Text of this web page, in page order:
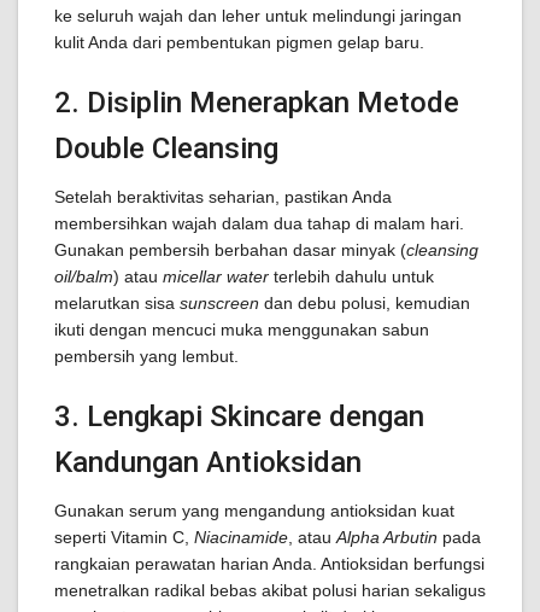
ke seluruh wajah dan leher untuk melindungi jaringan
kulit Anda dari pembentukan pigmen gelap baru.
2. Disiplin Menerapkan Metode
Double Cleansing
Setelah beraktivitas seharian, pastikan Anda
membersihkan wajah dalam dua tahap di malam hari.
Gunakan pembersih berbahan dasar minyak (cleansing
oil/balm) atau micellar water terlebih dahulu untuk
melarutkan sisa sunscreen dan debu polusi, kemudian
ikuti dengan mencuci muka menggunakan sabun
pembersih yang lembut.
3. Lengkapi Skincare dengan
Kandungan Antioksidan
Gunakan serum yang mengandung antioksidan kuat
seperti Vitamin C, Niacinamide , atau Alpha Arbutin pada
rangkaian perawatan harian Anda. Antioksidan berfungsi
menetralkan radikal bebas akibat polusi harian sekaligus